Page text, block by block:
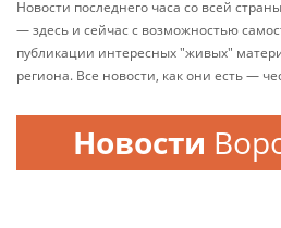
Новости последнего часа со всей
— здесь и сейчас с возможностью
публикации интересных "живых"
региона. Все новости, как они есть —
Новости